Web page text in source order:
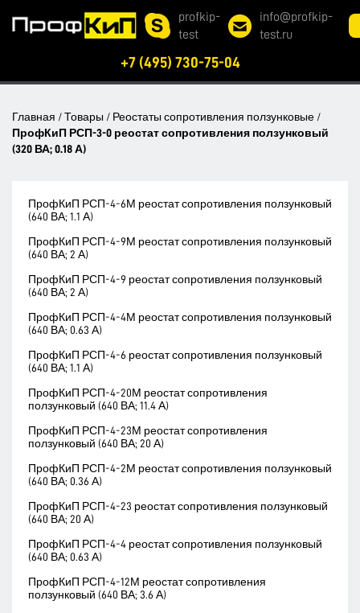
profkip-
test
info@profkip-
test.ru
+7 (495) 730-75-04
Главная / Товары / Реостаты сопротивления ползунковые /
ПрофКиП РСП-3-0 реостат сопротивления ползунковый
(320 ВА; 0.18 А)
ПрофКиП РСП-4-6М реостат сопротивления ползунковый
(640 ВА; 1.1 А)
ПрофКиП РСП-4-9М реостат сопротивления ползунковый
(640 ВА; 2 А)
ПрофКиП РСП-4-9 реостат сопротивления ползунковый
(640 ВА; 2 А)
ПрофКиП РСП-4-4М реостат сопротивления ползунковый
(640 ВА; 0.63 А)
ПрофКиП РСП-4-6 реостат сопротивления ползунковый
(640 ВА; 1.1 А)
ПрофКиП РСП-4-20М реостат сопротивления
ползунковый (640 ВА; 11.4 А)
ПрофКиП РСП-4-23М реостат сопротивления
ползунковый (640 ВА; 20 А)
ПрофКиП РСП-4-2М реостат сопротивления ползунковый
(640 ВА; 0.36 А)
ПрофКиП РСП-4-23 реостат сопротивления ползунковый
(640 ВА; 20 А)
ПрофКиП РСП-4-4 реостат сопротивления ползунковый
(640 ВА; 0.63 А)
ПрофКиП РСП-4-12М реостат сопротивления
ползунковый (640 ВА; 3.6 А)